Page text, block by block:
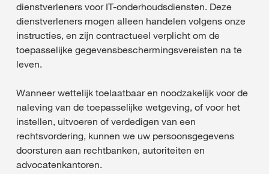
dienstverleners voor IT-onderhoudsdiensten. Deze
dienstverleners mogen alleen handelen volgens onze
instructies, en zijn contractueel verplicht om de
toepasselijke gegevensbeschermingsvereisten na te
leven.
Wanneer wettelijk toelaatbaar en noodzakelijk voor de
naleving van de toepasselijke wetgeving, of voor het
instellen, uitvoeren of verdedigen van een
rechtsvordering, kunnen we uw persoonsgegevens
doorsturen aan rechtbanken, autoriteiten en
advocatenkantoren.